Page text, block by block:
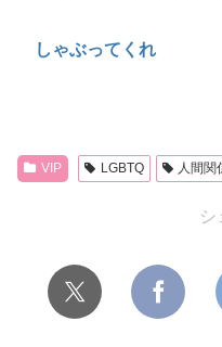
しゃぶってくれ
VIP LGBTQ 人間関
シ